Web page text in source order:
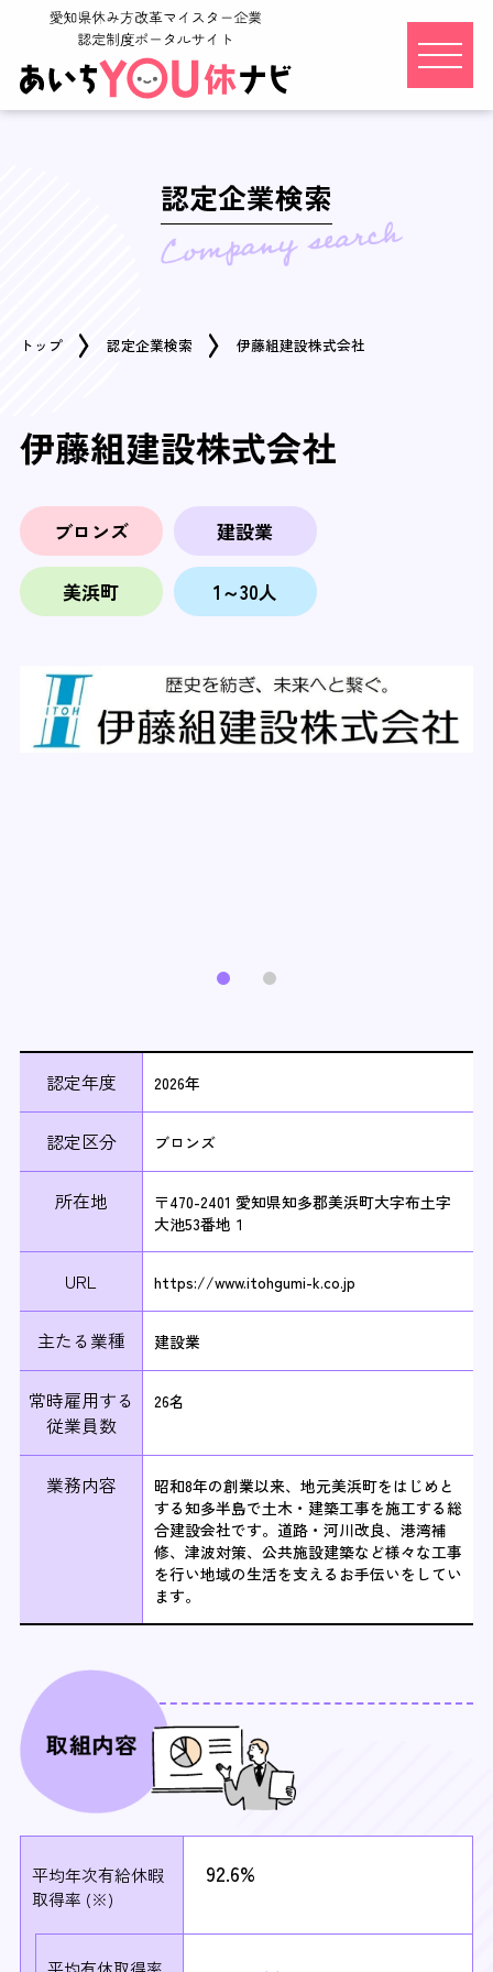
認定企業検索
トップ 認定企業検索 伊藤組建設株式会社
伊藤組建設株式会社
ブロンズ 建設業
美浜町 1～30人
認定年度 2026年
認定区分 ブロンズ
所在地
〒470-2401 愛知県知多郡美浜町大字布土字
大池53番地１
URL https://www.itohgumi-k.co.jp
主たる業種 建設業
常時雇用する
従業員数
26名
業務内容
昭和8年の創業以来、地元美浜町をはじめと
する知多半島で土木・建築工事を施工する総
合建設会社です。道路・河川改良、港湾補
修、津波対策、公共施設建築など様々な工事
を行い地域の生活を支えるお手伝いをしてい
ます。
平均年次有給休暇
取得率 (※)
92.6%